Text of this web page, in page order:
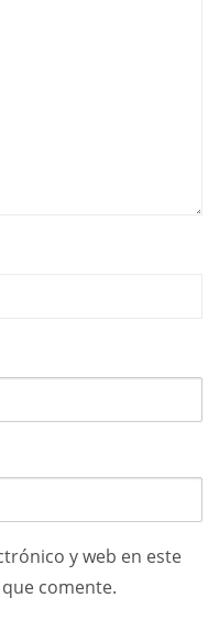
y web en este
comente.